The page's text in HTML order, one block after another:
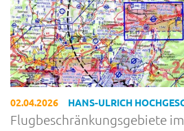
02.04.2026 HANS-ULRICH
Flugbeschränkungsgebiete